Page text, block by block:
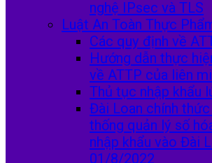
nghệ IPsec và TLS
Luật An Toàn Thực
Các quy định về
Hướng dẫn thực
về ATTP của liên
Thủ tục nhập khẩu
Đài Loan chính
thống quản lý số
nhập khẩu vào Đài
01/8/2022